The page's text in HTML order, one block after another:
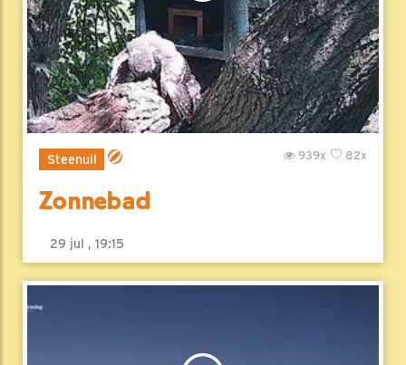
Steenuil 82x
939x
Zonnebad
29 jul , 19:15